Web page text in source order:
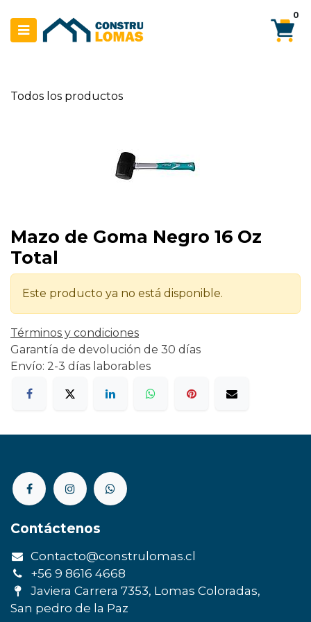
0
Todos los productos
Mazo de Goma Negro 16 Oz
Total
Este producto ya no está disponible.
Términos y condiciones
Garantía de devolución de 30 días
Envío: 2-3 días laborables
Contáctenos
Contacto@construlomas.cl
+56 9 8616 4668
Javiera Carrera 7353, Lomas Coloradas,
San pedro de la Paz